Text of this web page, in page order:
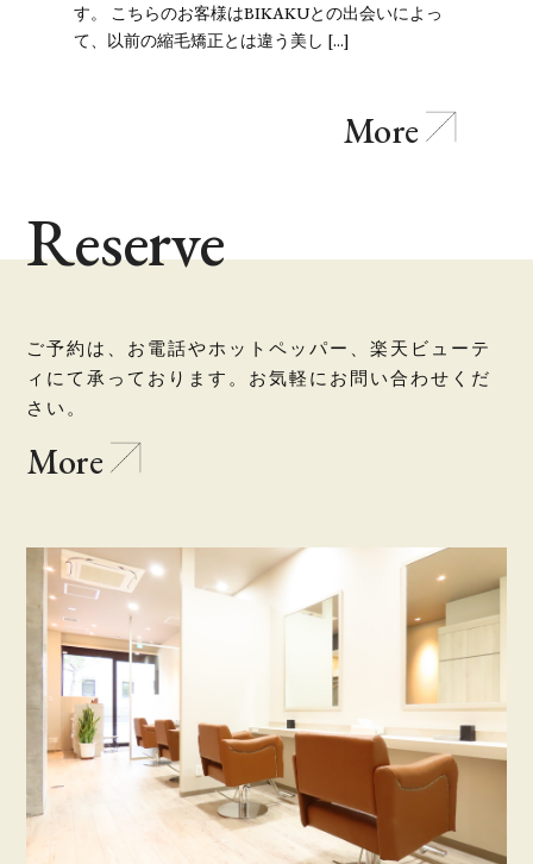
す。 こちらのお客様はBIKAKUとの出会いによっ
て、以前の縮毛矯正とは違う美し […]
More
Reserve
ご予約は、お電話やホットペッパー、楽天ビューテ
ィにて承っております。お気軽にお問い合わせくだ
さい。
More